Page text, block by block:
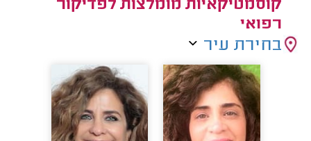
קוסמטיקאיות מומלצות לפדיקור
רפואי
בחירת עיר